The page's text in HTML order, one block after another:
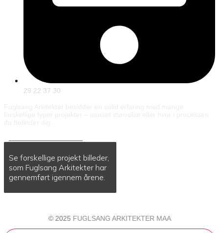
29 22 37 30
Se forskellige projekt billeder,
som Fuglsang Arkitekter har
gennemført igennem årene.
© 2025 FUGLSANG ARKITEKTER MAA